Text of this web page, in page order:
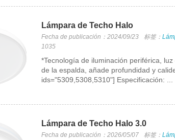
Lámpara de Techo Halo
Fecha de publicación：2024/09/23 标签：
1035
*Tecnología de iluminación periférica,
de la espalda, añade profundidad y
ids="5309,5308,5310"] Especificación: ...
Lámpara de Techo Halo 3.0
Fecha de publicación：2026/05/07 标签：